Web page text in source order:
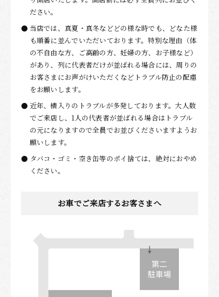
ださい。
当店では、真夏・真冬などどの様な時でも、どなた様
も順番に並んでいただいております。特別な理由（体
の不自由な方、ご高齢の方、妊婦の方、お子様など）
があり、列に代表者だけが並ばれる場合には、周りの
お客さまにお声がけいただくなどトラブル防止の配慮
をお願いします。
近年、横入りのトラブルが多発しております。大人数
でご来店し、1人の代表者が並ばれる場合はトラブル
の元になりますので全員でお並びくださいますようお
願いします。
タバコ・ゴミ・空き缶等のポイ捨ては、絶対におやめ
ください。
お車でご来店するお客さまへ